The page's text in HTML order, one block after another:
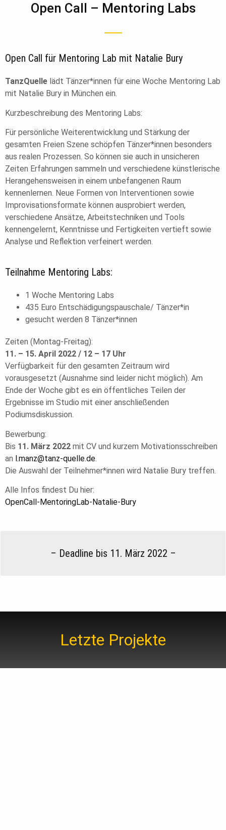
Open Call – Mentoring Labs
Open Call für Mentoring Lab mit Natalie Bury
TanzQuelle lädt Tänzer*innen für eine Woche Mentoring Lab
mit Natalie Bury in München ein.
Kurzbeschreibung des Mentoring Labs:
Für persönliche Weiterentwicklung und Stärkung der
gesamten Freien Szene schöpfen Tänzer*innen besonders
aus realen Prozessen. So können sie auch in unsicheren
Zeiten Erfahrungen sammeln und verschiedene künstlerische
Herangehensweisen in einem unbefangenen Raum
kennenlernen. Neue Formen von Interventionen sowie
Improvisationsformate können ausprobiert werden,
verschiedene Ansätze, Arbeitstechniken und Tools
kennengelernt, Kenntnisse und Fertigkeiten vertieft sowie
Analyse und Reflektion verfeinert werden.
Teilnahme Mentoring Labs:
1 Woche Mentoring Labs
435 Euro Entschädigungspauschale/ Tänzer*in
gesucht werden 8 Tänzer*innen
Zeiten (Montag-Freitag):
11. – 15. April 2022 / 12 – 17 Uhr
Verfügbarkeit für den gesamten Zeitraum wird
vorausgesetzt (Ausnahme sind leider nicht möglich). Am
Ende der Woche gibt es ein öffentliches Teilen der
Ergebnisse im Studio mit einer anschließenden
Podiumsdiskussion.
Bewerbung:
Bis 11. März 2022 mit CV und kurzem Motivationsschreiben
an l.manz@tanz-quelle.de
Die Auswahl der Teilnehmer*innen wird Natalie Bury treffen.
Alle Infos findest Du hier:
OpenCall-MentoringLab-Natalie-Bury
– Deadline bis 11. März 2022 –
Letzte Projekte